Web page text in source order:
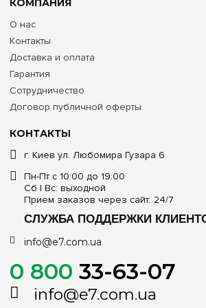
Стандарт защиты IP:
попадания мелких твердых предметов и
позволяет монтировать щиты в
Сводные технические
Рекомендуемый тип монтажа и
Наружный (навесной), подвод кабелей
способом в лотках или кабель-каналах
Материал и цвет корпуса
Металл и ударопрочный самозатухающий
Конфигурация фасада (лицевой
КОНТАКТЫ
г. Киев ул. Любомира Гузара 6
Пн-Пт с 10:00 до 19:00
Сб | Вс: выходной
Прием заказов через сайт: 24/7
СЛУЖБА ПОДДЕРЖКИ
info@e7.com.ua
0 800 33-63-07
info@e7.com.ua
КОМПАНИЯ
О нас
Контакты
Доставка и оплата
Гарантия
Сотрудничество
Договор публичной оферты